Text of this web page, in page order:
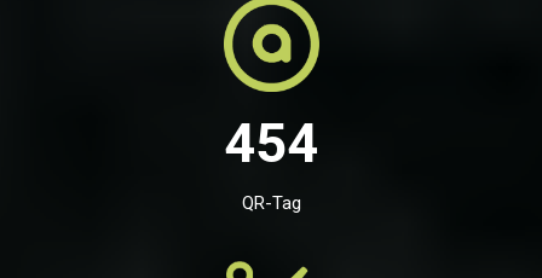
454
QR-Tag